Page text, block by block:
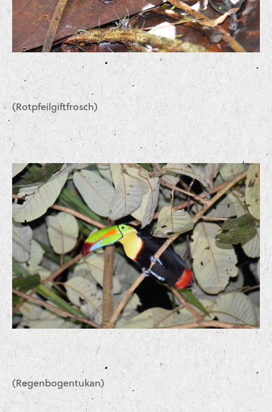
(Rotpfeilgiftfrosch)
(Regenbogentukan)